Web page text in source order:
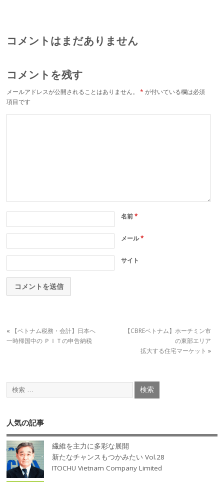
コメントはまだありません
コメントを残す
メールアドレスが公開されることはありません。 * が付いている欄は必須
項目です
名前*
メール*
サイト
«
【ベトナム税務・会計】日本へ
一時帰国中の ＰＩＴの申告納税
【CBREベトナム】ホーチミン市
の東部エリア
拡大する住宅マーケット »
人気の記事
繊維を主力に多彩な展開
新たなチャンスもつかみたい Vol.28
ITOCHU Vietnam Company Limited